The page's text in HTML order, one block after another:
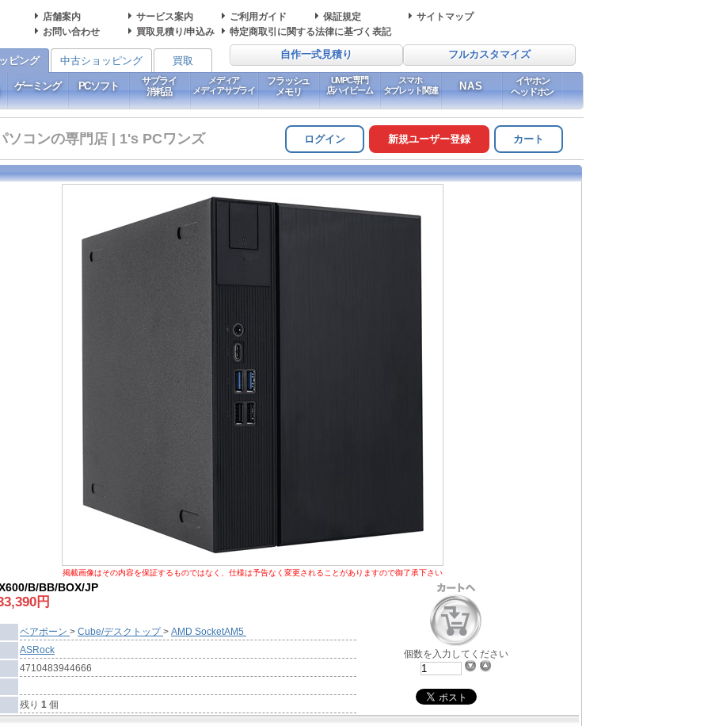
店舗案内 サービス案内 ご利用ガイド 保証規定
サイトマップ
お問い合わせ 買取見積り/申込み 特定商取引に関する法律に基づく表記
自作一式見積り フルカスタマイズ
ピング 中古ショッピング 買取
ゲーミング PCソフト
サプライ
消耗品
メディア
メディアサプライ
フラッシュ
メモリ
UMPC専門
店ハイビーム
スマホ
タブレット関連
NAS
イヤホン
ヘッドホン
ソコンの専門店 | 1's PCワンズ ログイン 新規ユーザー登録 カート
掲載画像はその内容を保証するものではなく、仕様は予告なく変更されることがありますので御了承下さい
B/BB/BOX/JP
円
ベアボーン > Cube/デスクトップ > AMD SocketAM5
ASRock
4710483944666
残り 1 個
個数を入力してください